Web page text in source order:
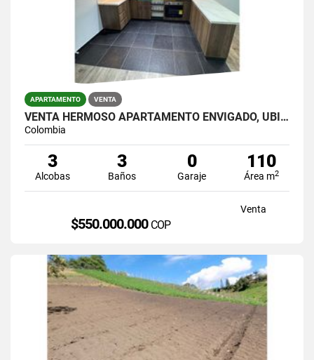
APARTAMENTO VENTA
VENTA HERMOSO APARTAMENTO ENVIGADO, UBICACIÓN ESTRATÉGICA
Colombia
3
Alcobas
3
Baños
0
Garaje
110
Área m2
Venta
$550.000.000 COP